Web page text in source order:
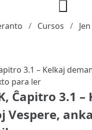
Cursos
Ĉapitro 3.1 –
Vespere,